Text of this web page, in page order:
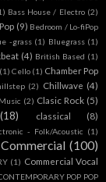
Bass House / Electro (2)
(9) Bedroom / Lo-fiPop
-grass (1) Bluegrass (1)
(4) British Based (1)
(1) Cello (1) Chamber Pop
(2) Chillwave (4)
(2) Clasic Rock (5)
(18) classical (8)
- Folk/Acoustic (1)
Commercial (100)
(1) Commercial Vocal
POP POP